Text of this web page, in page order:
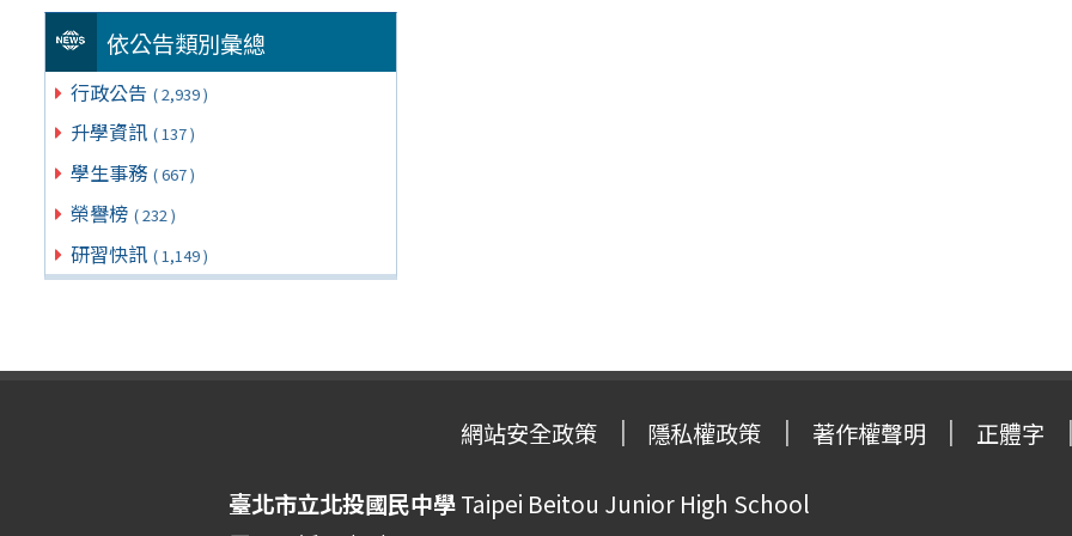
依公告類別彙總
行政公告 ( 2,939 )
升學資訊 ( 137 )
學生事務 ( 667 )
榮譽榜 ( 232 )
研習快訊 ( 1,149 )
網站安全政策 隱私權政策 著作權聲明 正體字
臺北市立北投國民中學Taipei Beitou Junior High School